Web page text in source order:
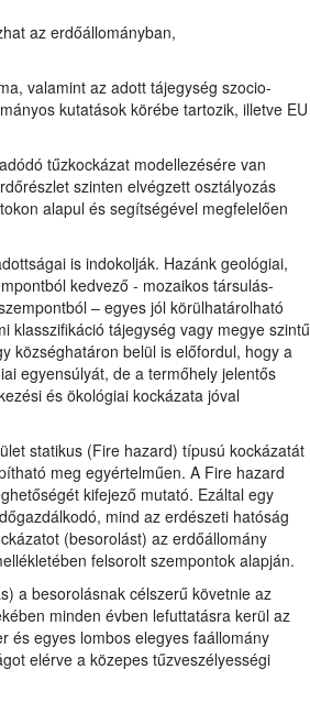
az erdőállományban,
valamint az adott tájegység szocio-
kutatások körébe tartozik, illetve EU
tűzkockázat modellezésére van
szinten elvégzett osztályozás
alapul és segítségével megfelelően
is indokolják. Hazánk geológiai,
kedvező - mozaikos társulás-
– egyes jól körülhatárolható
klasszifikáció tájegység vagy megye szintű
községhatáron belül is előfordul, hogy a
egyensúlyát, de a termőhely jelentős
és ökológiai kockázata jóval
statikus (Fire hazard) típusú kockázatát
meg egyértelműen. A Fire hazard
kifejező mutató. Ezáltal egy
mind az erdészeti hatóság
(besorolást) az erdőállomány
felsorolt szempontok alapján.
a besorolásnak célszerű követnie az
minden évben lefuttatásra kerül az
és egyes lombos elegyes faállomány
elérve a közepes tűzveszélyességi